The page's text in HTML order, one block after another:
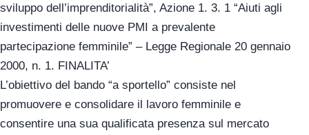
sviluppo dell’imprenditorialità”, Azione 1. 3. 1 “Aiuti agli
investimenti delle nuove PMI a prevalente
partecipazione femminile” – Legge Regionale 20 gennaio
2000, n. 1. FINALITA’
L’obiettivo del bando “a sportello” consiste nel
promuovere e consolidare il lavoro femminile e
consentire una sua qualificata presenza sul mercato